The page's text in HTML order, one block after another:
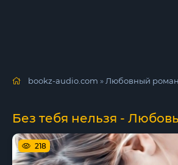
bookz-audio.com » Любовный роман
Без тебя нельзя -
218